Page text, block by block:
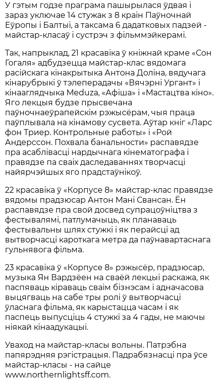
У гэтым годзе праграма пашырылася ўдвая і
зараз уключае 14 стужак з 8 краін Паўночнай
Еўропы і Балтыі, а таксама 6 дадатковых падзей -
майстар-класаў і сустрэч з фільммэйкерамі.
Так, напрыклад, 21 красавіка ў кніжнай краме «Сон
Гогаля» адбудзецца майстар-клас вядомага
расійскага кінакрытыка Антона Доліна, вядучага
кінарубрыкі ў тэлеперадачы «Вячэрні Ургант» і
кінааглядчыка Meduza, «Афіша» і «Мастацтва кіно».
Яго лекцыя будзе прысвечана
паўночнаеўрапейскім рэжысёрам, чыя праца
паўплывала на кінамову сусвета. Аўтар кніг «Ларс
фон Триер. Контрольные работы» і «Рой
Андерссон. Похвала банальности» распавядзе
пра асаблівасці нардычнага кінематографа і
правядзе па сваіх даследаваннях творчасці
найярчэйшых яго прадстаўнікоў.
22 красавіка ў «Корпусе 8» майстар-клас правядзе
вядомы прадзюсар Антон Мані Свансан. Ён
распавядзе пра свой досвед супрацоўніцтва з
фестывалямі, патлумачыць, як планаваць
фестывальны шлях стужкі і як перайсці ад
вытворчасці кароткага метра да паўнавартаснага
гульнявога фільма.
23 красавіка ў «Корпусе 8» рэжысёр, прадзюсар,
музыка Ян Вардзёен на сваёй лекцыі раскажа, як
паспяваць кіраваць сваім бізнэсам і адначасова
выцягваць на сабе тры ролі ў вытворчасці
ўласнага фільма, як карыстацца часам і як
паспець выпусціць 4 стужкі за 4 гады, не маючы
ніякай кінаадукацыі.
Уваход на майстар-класы вольны. Патрэбна
папярэдняя рэгістрацыя. Падрабязнасці пра ўсе
майстар-класы - на сайце
www.northernlightsff.com.